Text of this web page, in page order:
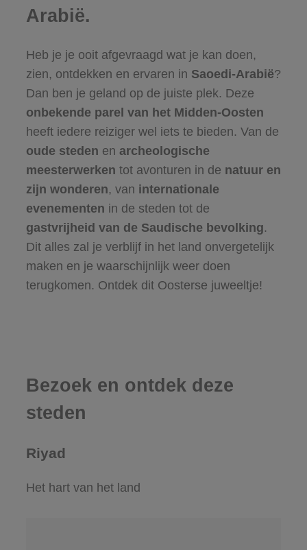
Arabië.
Heb je je ooit afgevraagd wat je kan doen,
zien, ontdekken en ervaren in Saoedi-Arabië?
Dan ben je geland op de juiste plek. Deze
onbekende parel van het Midden-Oosten
heeft iedere reiziger wel iets te bieden. Van de
oude steden en archeologische
meesterwerken tot avonturen in de natuur en
zijn wonderen, van internationale
evenementen in de steden tot de
gastvrijheid van de Saudische bevolking.
Dit alles zal je verblijf in het land onvergetelijk
maken en je waarschijnlijk weer doen
terugkomen. Ontdek dit Oosterse juweeltje!
Bezoek en ontdek deze
steden
Riyad
Het hart van het land